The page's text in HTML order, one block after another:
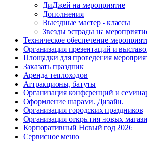
ДиДжей на мероприятие
Дополнения
Выездные мастер - классы
Звезды эстрады на
Техническое обеспечение
Организация презентаций и
Площадки для проведения
Заказать праздник
Аренда теплоходов
Аттракционы, батуты
Организация конференций и
Оформление шарами. Дизайн.
Организация городских праздников
Организация открытия новых
Корпоративный Новый год 2026
Сервисное меню